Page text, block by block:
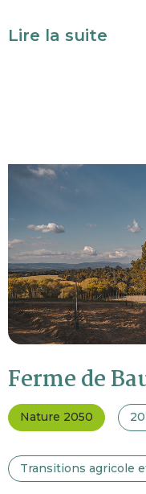
Lire la suite
Ferme de
Nature 2050
Transitions agricole